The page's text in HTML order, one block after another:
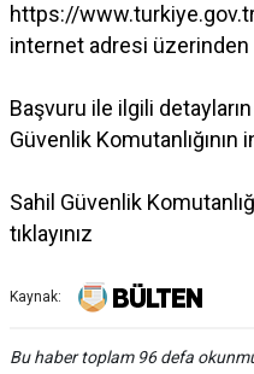
https://
internet adresi üzerinden
Başvuru ile ilgili
Güvenlik
Sahil Güvenlik
tıklayınız
Kaynak:
Bu haber toplam 96 defa